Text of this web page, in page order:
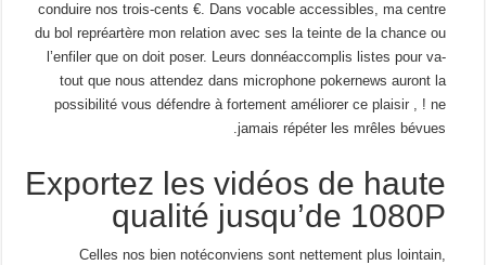
conduire nos trois-cents €. Dans vocable accessibles, ma centre
du bol repréartère mon relation avec ses la teinte de la chance ou
l’enfiler que on doit poser. Leurs donnéaccomplis listes pour va-
tout que nous attendez dans microphone pokernews auront la
possibilité vous défendre à fortement améliorer ce plaisir , ! ne
jamais répéter les mrêles bévues.
Exportez les vidéos de haute
qualité jusqu’de 1080P
Celles nos bien notéconviens sont nettement plus lointain,